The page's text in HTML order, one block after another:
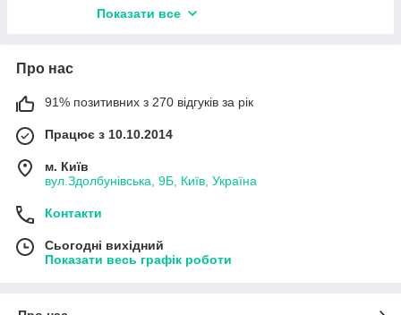
Захисне скло для телефонів IPHONE
Акумулятори для смартфонів Samsung
Акумулятори для смартфонів LG
Показати все
Про нас
91% позитивних з 270 відгуків за рік
Працює з 10.10.2014
м. Київ
вул.Здолбунівська, 9Б, Київ, Україна
Контакти
Сьогодні вихідний
Показати весь графік роботи